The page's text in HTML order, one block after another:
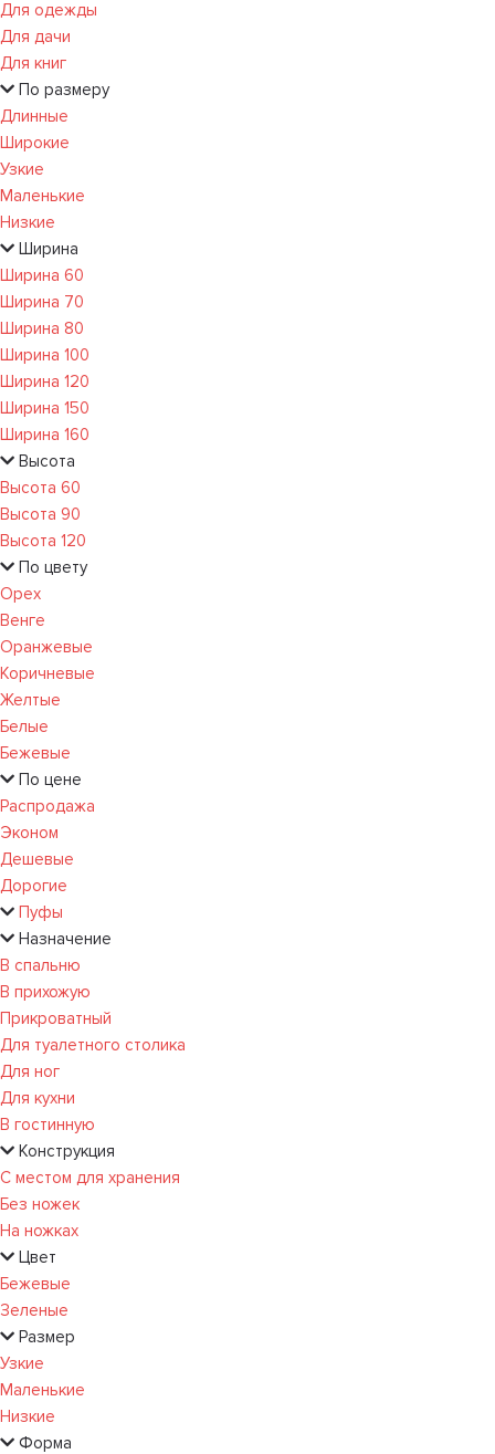
Для одежды
Для дачи
Для книг
По размеру
Длинные
Широкие
Узкие
Маленькие
Низкие
Ширина
Ширина 60
Ширина 70
Ширина 80
Ширина 100
Ширина 120
Ширина 150
Ширина 160
Высота
Высота 60
Высота 90
Высота 120
По цвету
Орех
Венге
Оранжевые
Коричневые
Желтые
Белые
Бежевые
По цене
Распродажа
Эконом
Дешевые
Дорогие
Пуфы
Назначение
В спальню
В прихожую
Прикроватный
Для туалетного столика
Для ног
Для кухни
В гостинную
Конструкция
С местом для хранения
Без ножек
На ножках
Цвет
Бежевые
Зеленые
Размер
Узкие
Маленькие
Низкие
Форма